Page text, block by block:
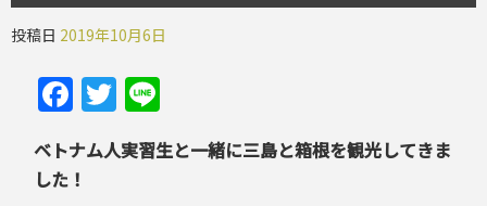
投稿日 2019年10月6日
Facebook
Twitter
ベトナム人実習生と一緒に三島と箱根を観光してきま
した！